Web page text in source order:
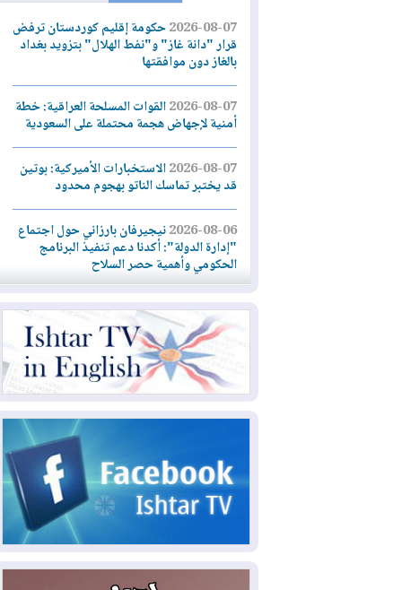
2026-08-07حكومة إقليم كوردستان ترفض
قرار "دانة غاز" و"نفط الهلال" بتزويد بغداد
بالغاز دون موافقتها
2026-08-07القوات المسلحة العراقية: خطة
أمنية لإجهاض هجمة محتملة على السعودية
2026-08-07الاستخبارات الأميركية: بوتين
قد يختبر تماسك الناتو بهجوم محدود
2026-08-06نيجيرفان بارزاني حول اجتماع
"إدارة الدولة": أكدنا دعم تنفيذ البرنامج
الحكومي وأهمية حصر السلاح
2026-08-06ائتلاف ادارة الدولة: من
يقومون بسلوك يهدد امن البلاد خارجون عن
القانون يجب محاربتهم
2026-08-06بعد هجومين قرب باب المندب..
الأحمر
2026-08-06مئات القاصرين بلا مأوى.. أزمة
سبتة تتصاعد وتضغط على مدريد
لمدة عام.. بدء توريد 100
مليون قدم مكعب يومياً من غاز كورمور في
إقليم كوردستان إلى وزارة الكهرباء العراقية